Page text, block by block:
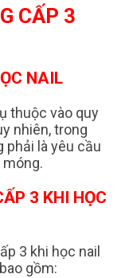
CẤP 3
NAIL
thuộc vào quy
nhiên, trong
phải là yêu cầu
3 KHI HỌC
3 khi học nail
gồm: